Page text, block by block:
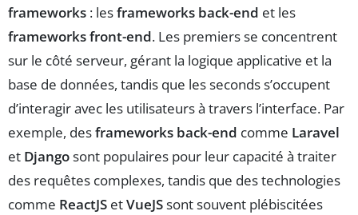
frameworks : lesframeworks back-end et les
frameworks front-end. Les premiers se concentrent
sur le côté serveur, gérant la logique applicative et la
base de données, tandis que les seconds s’occupent
d’interagir avec les utilisateurs à travers l’interface. Par
exemple, desframeworks back-end comme Laravel
et Djangosont populaires pour leur capacité à traiter
des requêtes complexes, tandis que des technologies
comme ReactJS etVueJSsont souvent plébiscitées